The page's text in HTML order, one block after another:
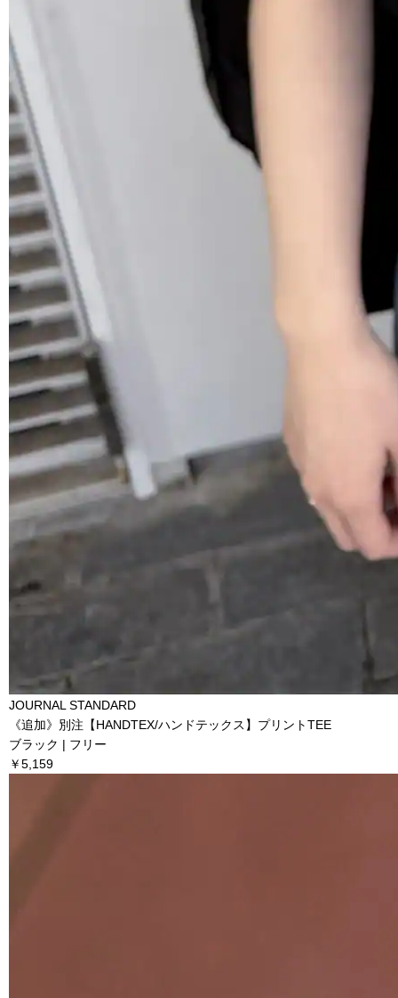
JOURNAL STANDARD
《追加》別注【HANDTEX/ハンドテックス】プリントTEE
ブラック | フリー
￥5,159